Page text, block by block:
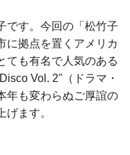
です。今回の「松竹子
に拠点を置くアメリカ
ても有名で人気のある
Vol. 2"（ドラマ・
年も変わらぬご厚誼の
ます。